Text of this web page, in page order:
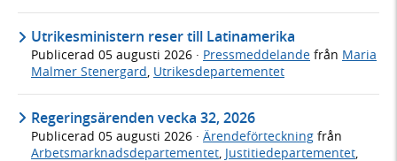
Utrikesministern reser till Latinamerika
Publicerad 05 augusti 2026 · Pressmeddelande från Maria
Malmer Stenergard, Utrikesdepartementet
Regeringsärenden vecka 32, 2026
Publicerad 05 augusti 2026 · Ärendeförteckning från
Arbetsmarknadsdepartementet, Justitiedepartementet,